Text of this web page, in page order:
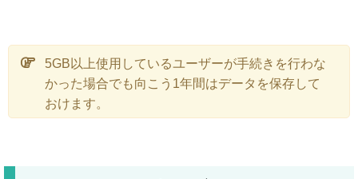
5GB以上使用しているユーザーが手続きを行わな
かった場合でも向こう1年間はデータを保存して
おけます。